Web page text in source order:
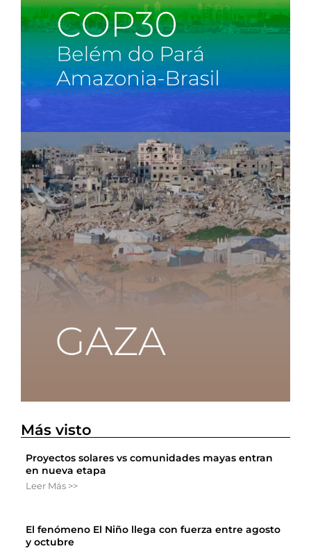
Más visto
Proyectos solares vs comunidades mayas entran
en nueva etapa
Leer Más >>
El fenómeno El Niño llega con fuerza entre agosto
y octubre